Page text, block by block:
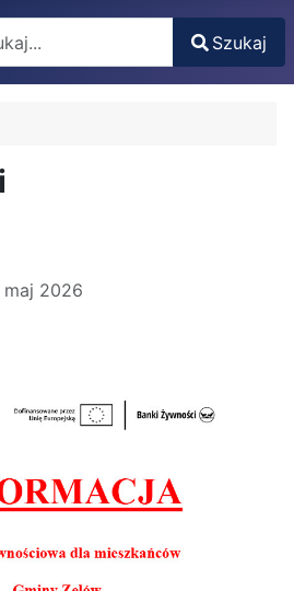
or more characters for results.
Szukaj
2026